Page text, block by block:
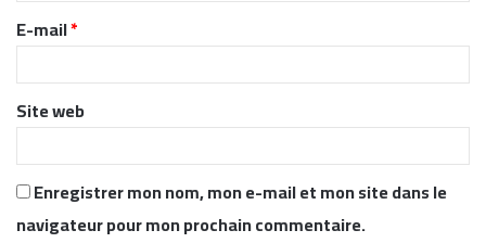
r
e
*
E-mail*
Site web
Enregistrer mon nom, mon e-mail et mon site dans le
navigateur pour mon prochain commentaire.